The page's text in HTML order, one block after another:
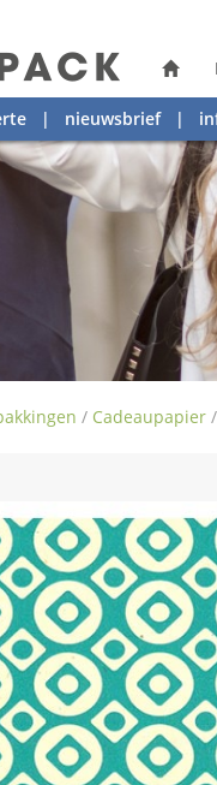
| nieuwsbrief|
/ Cadeaupapier /